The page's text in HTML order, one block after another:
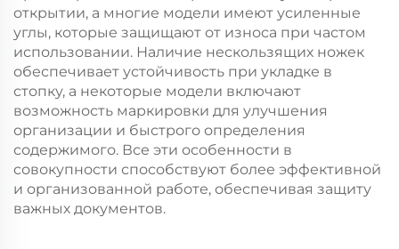
открытии, а многие модели имеют усиленные
углы, которые защищают от износа при частом
использовании. Наличие нескользящих ножек
обеспечивает устойчивость при укладке в
стопку, а некоторые модели включают
возможность маркировки для улучшения
организации и быстрого определения
содержимого. Все эти особенности в
совокупности способствуют более эффективной
и организованной работе, обеспечивая защиту
важных документов.